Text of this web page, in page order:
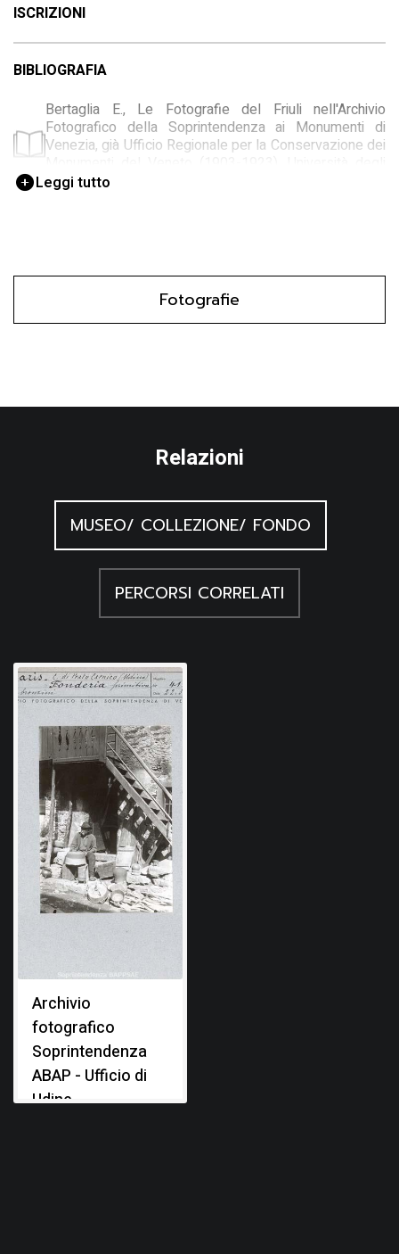
ISCRIZIONI
BIBLIOGRAFIA
Bertaglia E., Le Fotografie del Friuli nell'Archivio
Fotografico della Soprintendenza ai Monumenti di
Venezia, già Ufficio Regionale per la Conservazione dei
Studi di Udine 2003-2004
Leggi tutto
Fotografie
Relazioni
MUSEO/ COLLEZIONE/ FONDO
PERCORSI CORRELATI
Archivio
fotografico
Soprintendenza
ABAP - Ufficio di
Udine